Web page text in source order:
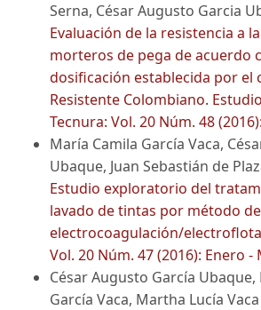
Serna, César Augusto Garcia
Evaluación de la resistencia a
morteros de pega de acuerdo
dosificación establecida por el
Resistente Colombiano.
Tecnura: Vol. 20 Núm. 48
María Camila García Vaca,
Ubaque, Juan Sebastián de
Estudio exploratorio del
lavado de tintas por método de
electrocoagulación/
Vol. 20 Núm. 47 (2016): Enero -
César Augusto García Ubaque,
García Vaca, Martha Lucía